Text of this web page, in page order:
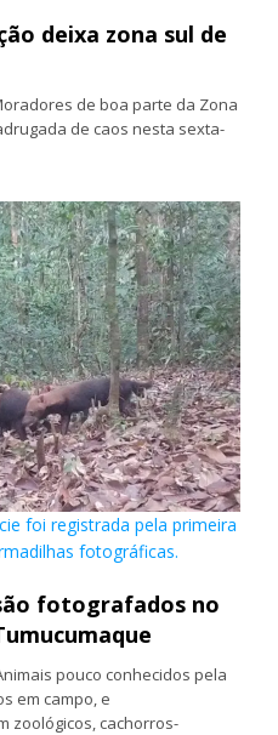
deixa zona sul de
de boa parte da Zona
de caos nesta sexta-
foi registrada pela primeira
fotográficas.
fotografados no
pouco conhecidos pela
em campo, e
zoológicos, cachorros-